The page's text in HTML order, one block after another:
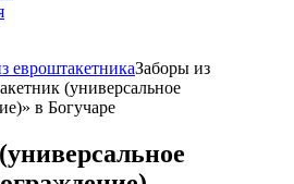
евроштакетникаЗаборы из
(универсальное
в Богучаре